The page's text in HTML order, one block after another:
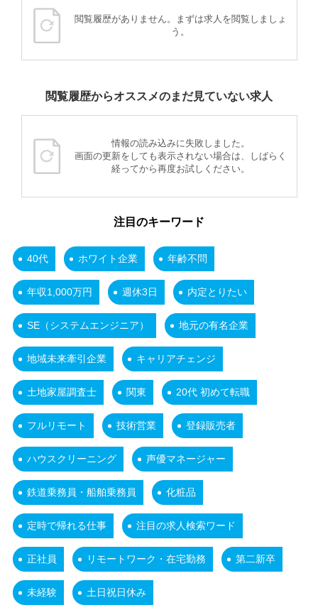
閲覧履歴がありません。まずは求人を閲覧しましょ
う。
閲覧履歴からオススメのまだ見ていない求人
情報の読み込みに失敗しました。
画面の更新をしても表示されない場合は、しばらく
経ってから再度お試しください。
注目のキーワード
40代 ホワイト企業 年齢不問
年収1,000万円 週休3日 内定とりたい
SE（システムエンジニア） 地元の有名企業
地域未来牽引企業 キャリアチェンジ
土地家屋調査士 関東 20代 初めて転職
フルリモート 技術営業 登録販売者
ハウスクリーニング 声優マネージャー
鉄道乗務員・船舶乗務員 化粧品
定時で帰れる仕事 注目の求人検索ワード
正社員 リモートワーク・在宅勤務 第二新卒
未経験 土日祝日休み